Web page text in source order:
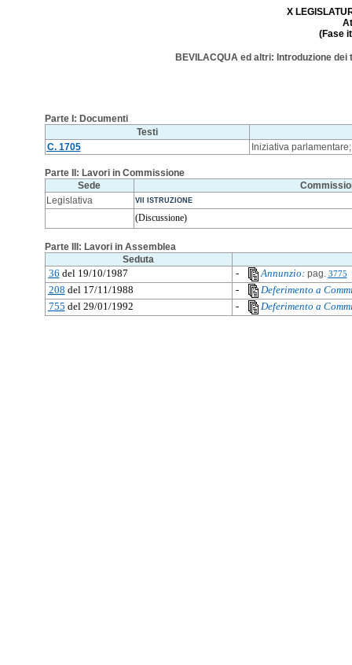
X
(Fase
BEVILACQUA ed altri: Introduzione
Parte I: Documenti
Testi
C. 1705
Iniziativa
Parte II: Lavori in Commissione
Sede
Legislativa
VII ISTRUZIONE
(Discussione)
Parte III: Lavori in Assemblea
Seduta
36 del 19/10/1987 - Annunzio:pag. 3775
208 del 17/11/1988 -
Deferimento a
755 del 29/01/1992 - Deferimento a